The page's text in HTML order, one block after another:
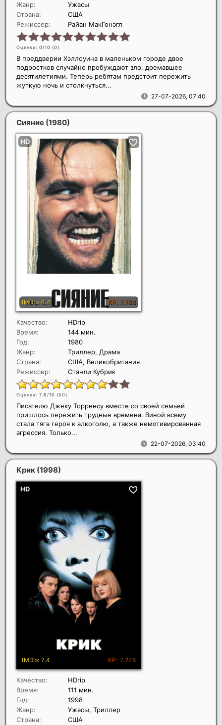
Жанр:
Ужасы
Страна:
США
Режиссер:
Райан МакГонэгл
Оценка: 0/10 (0)
27-07-2026, 07:40
В преддверии Хэллоуина в маленьком городе двое
подростков случайно пробуждают зло, дремавшее
десятилетиями. Теперь ребятам предстоит пережить
жуткую ночь и столкнуться...
Сияние (1980)
Качество:
HDrip
Время:
144 мин.
Год:
1980
Жанр:
Триллер, Драма
Страна:
США, Великобритания
Режиссер:
Стэнли Кубрик
Оценка: 7.8/10 (50)
22-07-2026, 03:40
Писателю Джеку Торренсу вместе со своей семьей
пришлось пережить трудные времена. Виной всему
стала тяга героя к алкоголю, а также немотивированная
агрессия. Только...
Крик (1998)
Качество:
HDrip
Время:
111 мин.
Год:
1998
Жанр:
Ужасы, Триллер
Страна:
США